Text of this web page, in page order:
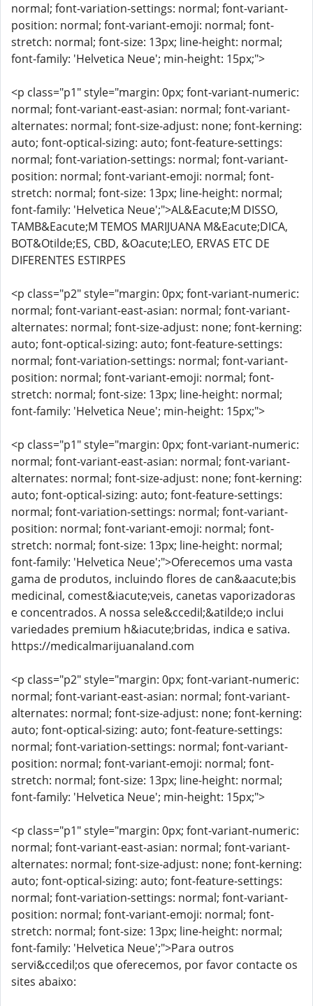
normal; font-variation-settings: normal; font-variant-
position: normal; font-variant-emoji: normal; font-
stretch: normal; font-size: 13px; line-height: normal;
font-family: 'Helvetica Neue'; min-height: 15px;">
<p class="p1" style="margin: 0px; font-variant-numeric:
normal; font-variant-east-asian: normal; font-variant-
alternates: normal; font-size-adjust: none; font-kerning:
auto; font-optical-sizing: auto; font-feature-settings:
normal; font-variation-settings: normal; font-variant-
position: normal; font-variant-emoji: normal; font-
stretch: normal; font-size: 13px; line-height: normal;
font-family: 'Helvetica Neue';">AL&Eacute;M DISSO,
TAMB&Eacute;M TEMOS MARIJUANA M&Eacute;DICA,
BOT&Otilde;ES, CBD, &Oacute;LEO, ERVAS ETC DE
DIFERENTES ESTIRPES
<p class="p2" style="margin: 0px; font-variant-numeric:
normal; font-variant-east-asian: normal; font-variant-
alternates: normal; font-size-adjust: none; font-kerning:
auto; font-optical-sizing: auto; font-feature-settings:
normal; font-variation-settings: normal; font-variant-
position: normal; font-variant-emoji: normal; font-
stretch: normal; font-size: 13px; line-height: normal;
font-family: 'Helvetica Neue'; min-height: 15px;">
<p class="p1" style="margin: 0px; font-variant-numeric:
normal; font-variant-east-asian: normal; font-variant-
alternates: normal; font-size-adjust: none; font-kerning:
auto; font-optical-sizing: auto; font-feature-settings:
normal; font-variation-settings: normal; font-variant-
position: normal; font-variant-emoji: normal; font-
stretch: normal; font-size: 13px; line-height: normal;
font-family: 'Helvetica Neue';">Oferecemos uma vasta
gama de produtos, incluindo flores de can&aacute;bis
medicinal, comest&iacute;veis, canetas vaporizadoras
e concentrados. A nossa sele&ccedil;&atilde;o inclui
variedades premium h&iacute;bridas, indica e sativa.
https://medicalmarijuanaland.com
<p class="p2" style="margin: 0px; font-variant-numeric:
normal; font-variant-east-asian: normal; font-variant-
alternates: normal; font-size-adjust: none; font-kerning:
auto; font-optical-sizing: auto; font-feature-settings:
normal; font-variation-settings: normal; font-variant-
position: normal; font-variant-emoji: normal; font-
stretch: normal; font-size: 13px; line-height: normal;
font-family: 'Helvetica Neue'; min-height: 15px;">
<p class="p1" style="margin: 0px; font-variant-numeric:
normal; font-variant-east-asian: normal; font-variant-
alternates: normal; font-size-adjust: none; font-kerning:
auto; font-optical-sizing: auto; font-feature-settings:
normal; font-variation-settings: normal; font-variant-
position: normal; font-variant-emoji: normal; font-
stretch: normal; font-size: 13px; line-height: normal;
font-family: 'Helvetica Neue';">Para outros
servi&ccedil;os que oferecemos, por favor contacte os
sites abaixo: